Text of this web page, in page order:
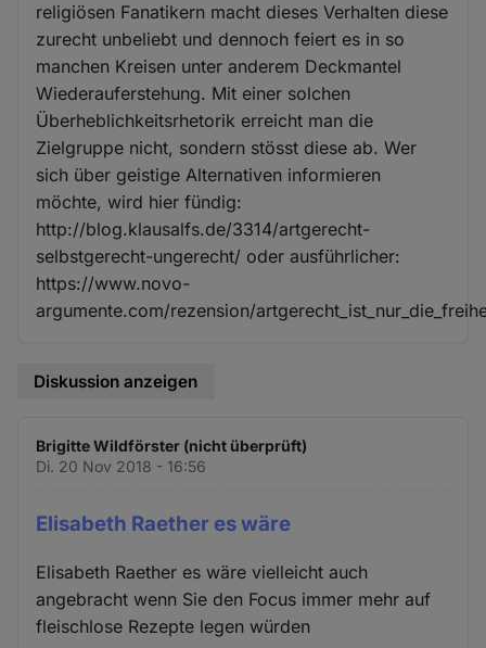
religiösen Fanatikern macht dieses Verhalten diese
zurecht unbeliebt und dennoch feiert es in so
manchen Kreisen unter anderem Deckmantel
Wiederauferstehung. Mit einer solchen
Überheblichkeitsrhetorik erreicht man die
Zielgruppe nicht, sondern stösst diese ab. Wer
sich über geistige Alternativen informieren
möchte, wird hier fündig:
http://blog.klausalfs.de/3314/artgerecht-
selbstgerecht-ungerecht/ oder ausführlicher:
https://www.novo-
argumente.com/rezension/
Diskussion anzeigen
Brigitte Wildförster (nicht überprüft)
Di. 20 Nov 2018 - 16:56
Elisabeth Raether es wäre
Elisabeth Raether es wäre vielleicht auch
angebracht wenn Sie den Focus immer mehr auf
fleischlose Rezepte legen würden